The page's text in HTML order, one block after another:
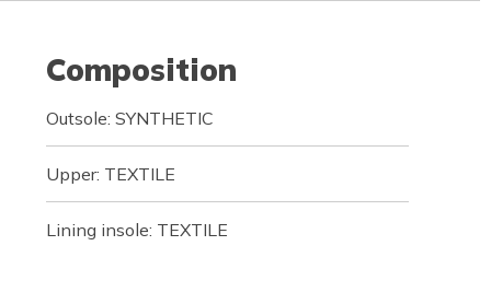
Composition
Outsole: SYNTHETIC
Upper: TEXTILE
Lining insole: TEXTILE